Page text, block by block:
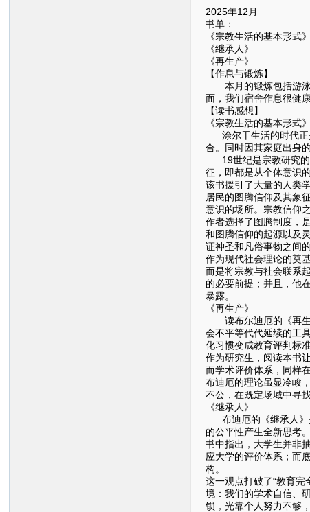
2025年12月
书单：
《宗教生活的基本形式》
《继承人》
《再生产》
【作息与锻炼】
本月的锻炼包括游泳
面，我们宿舍作息很健
【读书感想】
《宗教生活的基本形式》
涂尔干生活的时代正
合。同时因其家庭出身
19世纪是宗教研究的
征，即都是从个体意识
该书援引了大量的人类
居民的图腾信仰及其象
意识的场所。宗教信仰
作者选择了图腾制度，
和图腾信仰的起源以及
证神圣和凡俗事物之间
作为现代社会理论的奠
而是将宗教与社会联系
的必要前提；并且，他
暴露。
《再生产》
读布尔迪厄的《再生
会不平等代代延续的工
化习惯变成教育评判标
作为研究生，阅读本书
而学术评价体系，同样
布迪厄的理论虽显冷峻
不公，在既定场域中寻
《继承人》
布迪厄的《继承人》
的公平性产生全新思考。
书中指出，大学生并非
应大学的评价体系；而
构。
这一观点打破了“教育
境：我们的学术自信、
锁，光靠个人努力不够